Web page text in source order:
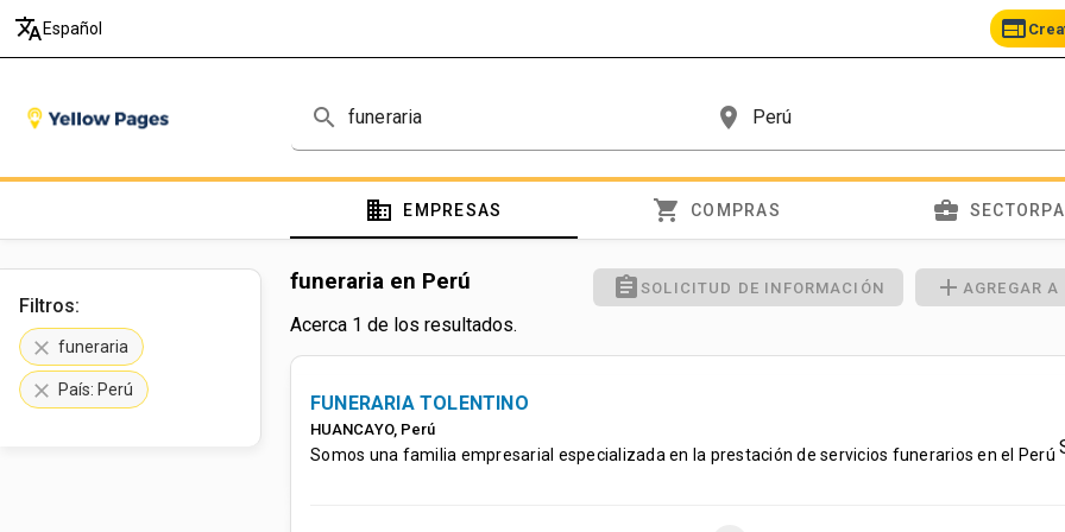
translate Español web
search place
domain EMPRESAS shopping_cart COMPRAS business_center
Filtros:
clear funeraria
clear País: Perú
add AGREGAR A
assignmentSOLICITUD DE INFORMACIÓN
funeraria en Perú
Acerca 1 de los resultados.
FUNERARIA TOLENTINO
HUANCAYO, Perú
Somos una familia empresarial especializada en la prestación de servicios funerarios en el Perú